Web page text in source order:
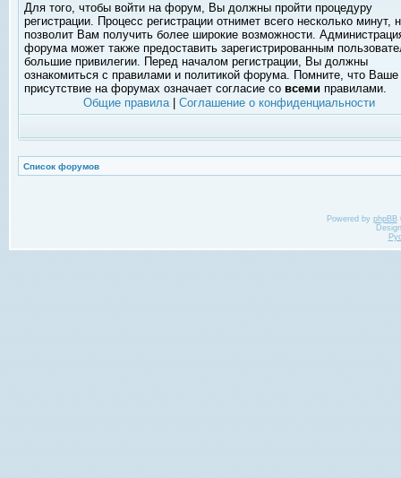
Для того, чтобы войти на форум, Вы должны пройти процедуру
регистрации. Процесс регистрации отнимет всего несколько минут,
позволит Вам получить более широкие возможности.
форума может также предоставить зарегистрированным
большие привилегии. Перед началом регистрации, Вы должны
ознакомиться с правилами и политикой форума. Помните, что Ваше
присутствие на форумах означает согласие со всеми правилами.
Общие правила| Соглашение о конфиденциальности
Список форумов
Powered by phpBB